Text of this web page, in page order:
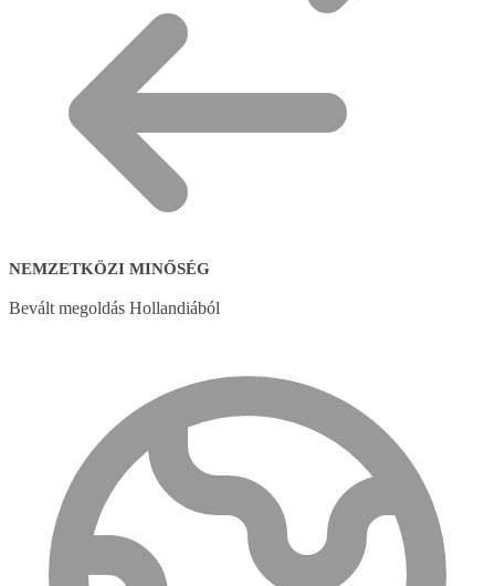
NEMZETKÖZI MINŐSÉG
Bevált megoldás Hollandiából